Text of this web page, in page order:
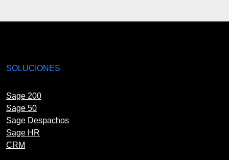
SOLUCIONES
Sage 200
Sage 50
Sage Despachos
Sage HR
CRM